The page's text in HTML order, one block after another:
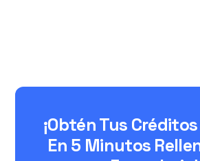
¡Obtén Tus
En 5 Minutos